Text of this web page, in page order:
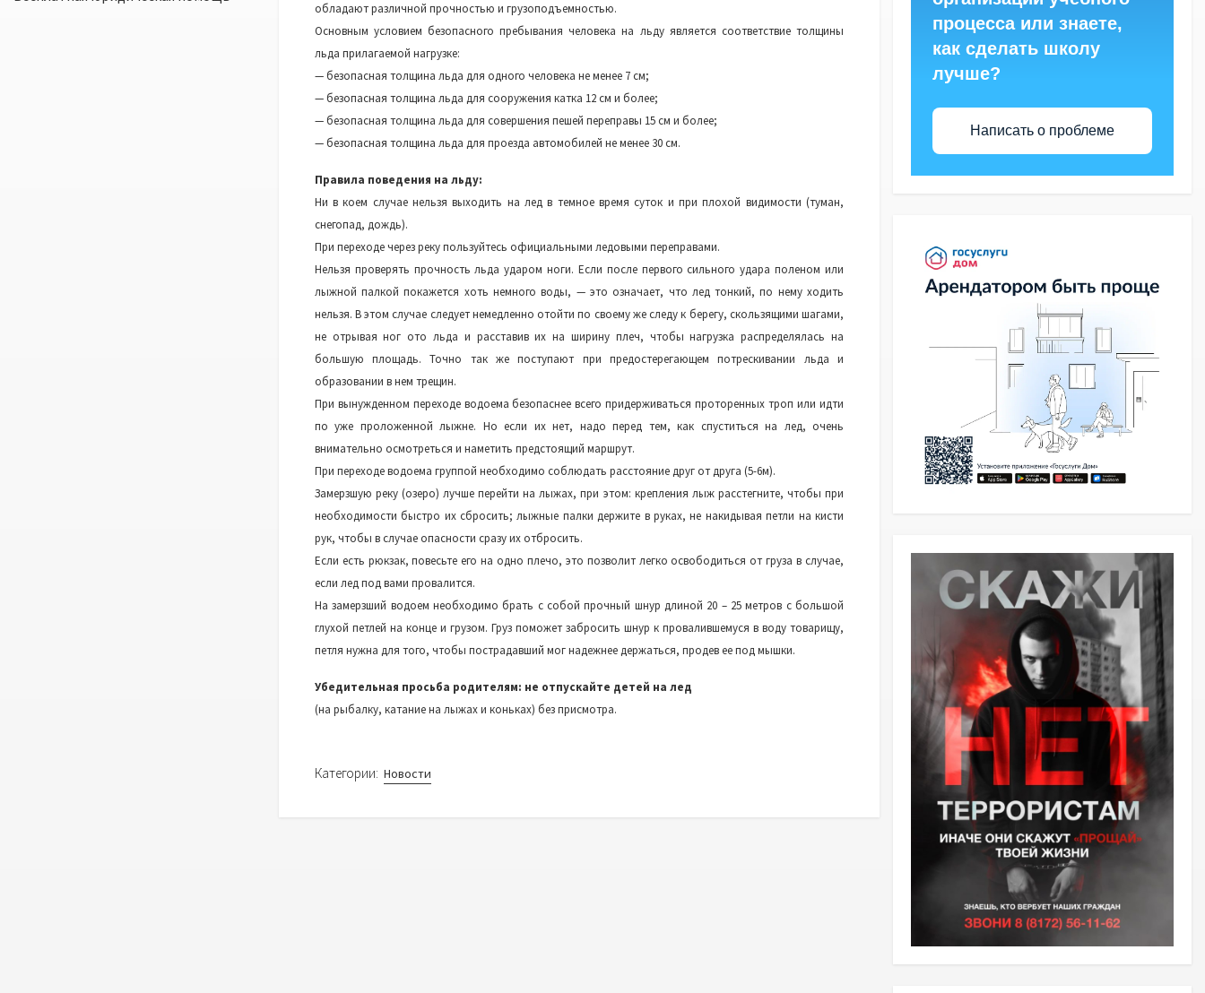
обладают различной прочностью и грузоподъемностью.
Основным условием безопасного пребывания человека на льду является соответствие толщины
льда прилагаемой нагрузке:
— безопасная толщина льда для одного человека не менее 7 см;
— безопасная толщина льда для сооружения катка 12 см и более;
— безопасная толщина льда для совершения пешей переправы 15 см и более;
— безопасная толщина льда для проезда автомобилей не менее 30 см.
Правила поведения на льду:
Ни в коем случае нельзя выходить на лед в темное время суток и при плохой видимости (туман,
снегопад, дождь).
При переходе через реку пользуйтесь официальными ледовыми переправами.
Нельзя проверять прочность льда ударом ноги. Если после первого сильного удара поленом или
лыжной палкой покажется хоть немного воды, — это означает, что лед тонкий, по нему ходить
нельзя. В этом случае следует немедленно отойти по своему же следу к берегу, скользящими шагами,
не отрывая ног ото льда и расставив их на ширину плеч, чтобы нагрузка распределялась на
большую площадь. Точно так же поступают при предостерегающем потрескивании льда и
образовании в нем трещин.
При вынужденном переходе водоема безопаснее всего придерживаться проторенных троп или идти
по уже проложенной лыжне. Но если их нет, надо перед тем, как спуститься на лед, очень
внимательно осмотреться и наметить предстоящий маршрут.
При переходе водоема группой необходимо соблюдать расстояние друг от друга (5-6м).
Замерзшую реку (озеро) лучше перейти на лыжах, при этом: крепления лыж расстегните, чтобы при
необходимости быстро их сбросить; лыжные палки держите в руках, не накидывая петли на кисти
рук, чтобы в случае опасности сразу их отбросить.
Если есть рюкзак, повесьте его на одно плечо, это позволит легко освободиться от груза в случае,
если лед под вами провалится.
На замерзший водоем необходимо брать с собой прочный шнур длиной 20 – 25 метров с большой
глухой петлей на конце и грузом. Груз поможет забросить шнур к провалившемуся в воду товарищу,
петля нужна для того, чтобы пострадавший мог надежнее держаться, продев ее под мышки.
Убедительная просьба родителям: не отпускайте детей на лед
(на рыбалку, катание на лыжах и коньках) без присмотра.
Категории: Новости
процесса или знаете,
как сделать школу
лучше?
Написать о проблеме